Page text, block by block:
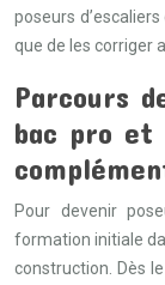
poseurs
que de les corriger
Parcours
bac pro et
Pour devenir
formation initiale
construction. Dès